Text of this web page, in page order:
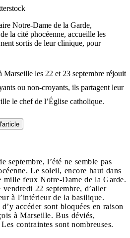
Notre-Dame de la Garde,
la cité phocéenne, accueille les
sortis de leur clinique, pour
Marseille les 22 et 23 septembre réjouit
ou non-croyants, ils partagent leur
le chef de l’Église catholique.
septembre, l’été ne semble pas
Le soleil, encore haut dans
feux Notre-Dame de la Garde.
22 septembre, d’aller
à l’intérieur de la basilique.
accéder sont bloquées en raison
à Marseille. Bus déviés,
contraintes sont nombreuses.